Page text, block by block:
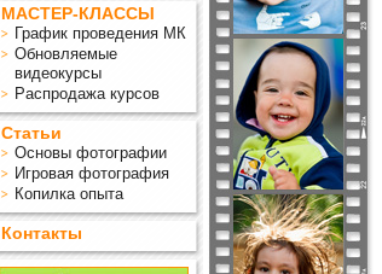
МАСТЕР-КЛАССЫ
График проведения МК
Обновляемые
видеокурсы
Распродажа курсов
Статьи
Основы фотографии
Игровая фотография
Копилка опыта
Контакты